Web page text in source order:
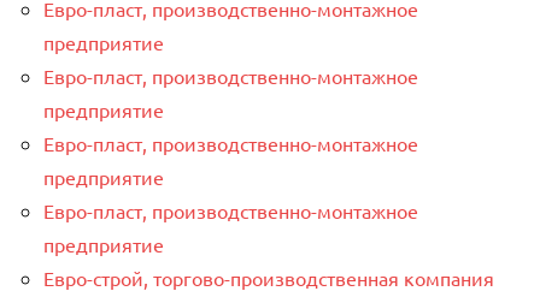
Евро-пласт, производственно-монтажное
предприятие
Евро-пласт, производственно-монтажное
предприятие
Евро-пласт, производственно-монтажное
предприятие
Евро-пласт, производственно-монтажное
предприятие
Евро-строй, торгово-производственная компания